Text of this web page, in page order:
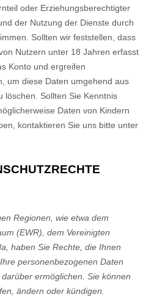
oder Erziehungsberechtigter
der Nutzung der Dienste durch
Sollten wir feststellen, dass
Nutzern unter 18 Jahren erfasst
Konto und ergreifen
um diese Daten umgehend aus
löschen. Sollten Sie Kenntnis
Daten von Kindern
kontaktieren Sie uns bitte unter
Regionen, wie etwa dem
(EWR), dem Vereinigten
haben Sie Rechte, die Ihnen
personenbezogenen Daten
ermöglichen. Sie können
ändern oder kündigen.